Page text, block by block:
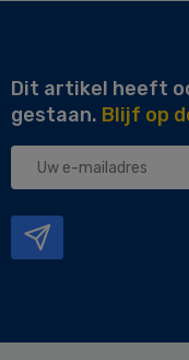
Dit artikel heeft
gestaan. Blijf op
Uw